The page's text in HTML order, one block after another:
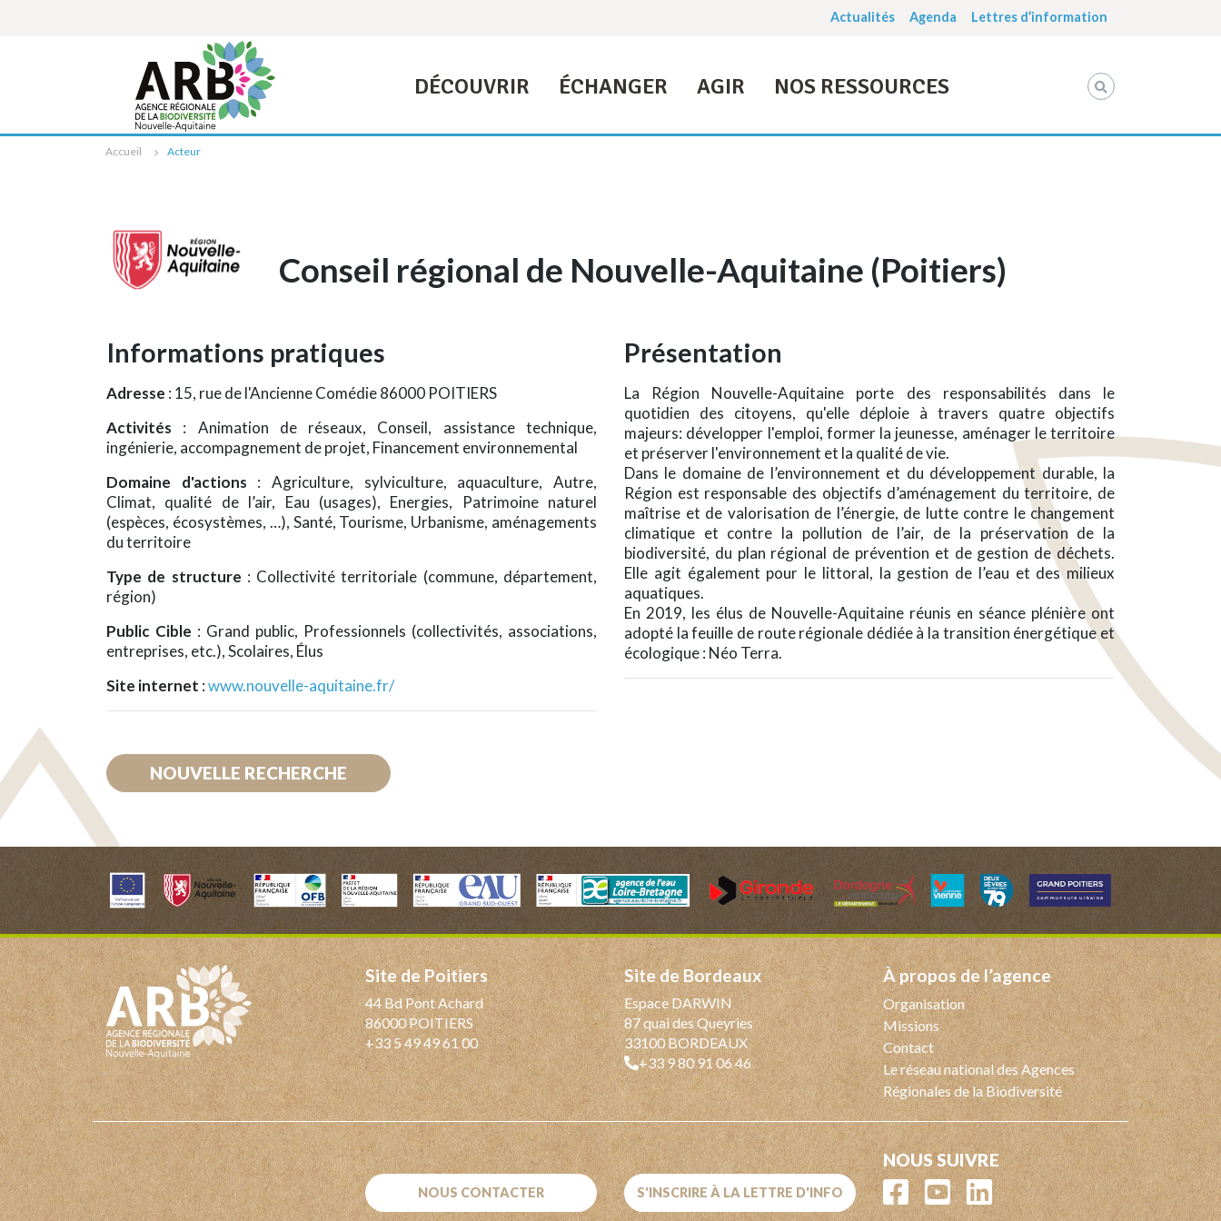
Actualités Agenda Lettres d’information
DÉCOUVRIR ÉCHANGER AGIR NOS RESSOURCES
Accueil Acteur
Conseil régional de Nouvelle-Aquitaine (Poitiers)
Informations pratiques
Adresse : 15, rue de l'Ancienne Comédie 86000 POITIERS
Activités : Animation de réseaux, Conseil, assistance technique,
ingénierie, accompagnement de projet, Financement environnemental
Domaine d'actions : Agriculture, sylviculture, aquaculture, Autre,
Climat, qualité de l’air, Eau (usages), Energies, Patrimoine naturel
(espèces, écosystèmes, …), Santé, Tourisme, Urbanisme, aménagements
du territoire
Type de structure : Collectivité territoriale (commune, département,
région)
Public Cible : Grand public, Professionnels (collectivités, associations,
entreprises, etc.), Scolaires, Élus
Site internet :www.nouvelle-aquitaine.fr/
Présentation
La Région Nouvelle-Aquitaine porte des responsabilités dans le
quotidien des citoyens, qu'elle déploie à travers quatre objectifs
majeurs: développer l'emploi, former la jeunesse, aménager le territoire
et préserver l'environnement et la qualité de vie.
Dans le domaine de l’environnement et du développement durable, la
Région est responsable des objectifs d’aménagement du territoire, de
maîtrise et de valorisation de l’énergie, de lutte contre le changement
climatique et contre la pollution de l’air, de la préservation de la
biodiversité, du plan régional de prévention et de gestion de déchets.
Elle agit également pour le littoral, la gestion de l’eau et des milieux
aquatiques.
En 2019, les élus de Nouvelle-Aquitaine réunis en séance plénière ont
adopté la feuille de route régionale dédiée à la transition énergétique et
écologique : Néo Terra.
NOUVELLE RECHERCHE
Site de Poitiers
44 Bd Pont Achard
86000 POITIERS
+33 5 49 49 61 00
Site de Bordeaux
Espace DARWIN
87 quai des Queyries
33100 BORDEAUX
+33 9 80 91 06 46
à propos de l’agence
Organisation
Missions
Contact
Le réseau national des Agences
Régionales de la Biodiversité
NOUS CONTACTER S'INSCRIRE À LA LETTRE D'INFO
NOUS SUIVRE